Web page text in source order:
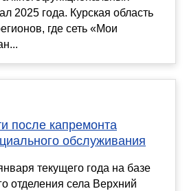
2025 года. Курская область
где сеть «Мои
после капремонта
обслуживания
текущего года на базе
отделения села Верхний